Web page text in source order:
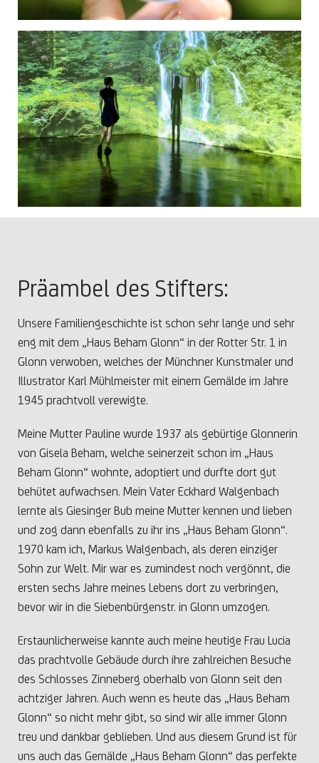
Präambel des Stifters:
Unsere Familiengeschichte ist schon sehr lange und sehr
eng mit dem „Haus Beham Glonn“ in der Rotter Str. 1 in
Glonn verwoben, welches der Münchner Kunstmaler und
Illustrator Karl Mühlmeister mit einem Gemälde im Jahre
1945 prachtvoll verewigte.
Meine Mutter Pauline wurde 1937 als gebürtige Glonnerin
von Gisela Beham, welche seinerzeit schon im „Haus
Beham Glonn“ wohnte, adoptiert und durfte dort gut
behütet aufwachsen. Mein Vater Eckhard Walgenbach
lernte als Giesinger Bub meine Mutter kennen und lieben
und zog dann ebenfalls zu ihr ins „Haus Beham Glonn“.
1970 kam ich, Markus Walgenbach, als deren einziger
Sohn zur Welt. Mir war es zumindest noch vergönnt, die
ersten sechs Jahre meines Lebens dort zu verbringen,
bevor wir in die Siebenbürgenstr. in Glonn umzogen.
Erstaunlicherweise kannte auch meine heutige Frau Lucia
das prachtvolle Gebäude durch ihre zahlreichen Besuche
des Schlosses Zinneberg oberhalb von Glonn seit den
achtziger Jahren. Auch wenn es heute das „Haus Beham
Glonn“ so nicht mehr gibt, so sind wir alle immer Glonn
treu und dankbar geblieben. Und aus diesem Grund ist für
uns auch das Gemälde „Haus Beham Glonn“ das perfekte